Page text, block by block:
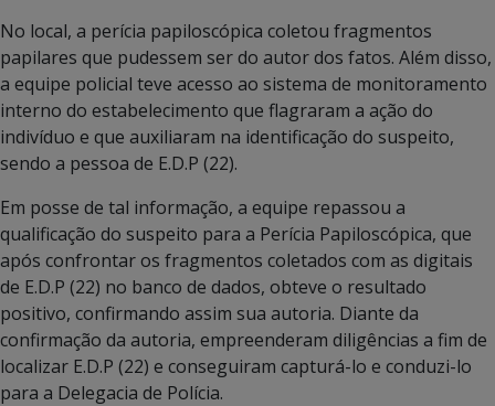
No local, a perícia papiloscópica coletou fragmentos
papilares que pudessem ser do autor dos fatos. Além disso,
a equipe policial teve acesso ao sistema de monitoramento
interno do estabelecimento que flagraram a ação do
indivíduo e que auxiliaram na identificação do suspeito,
sendo a pessoa de E.D.P (22).
Em posse de tal informação, a equipe repassou a
qualificação do suspeito para a Perícia Papiloscópica, que
após confrontar os fragmentos coletados com as digitais
de E.D.P (22) no banco de dados, obteve o resultado
positivo, confirmando assim sua autoria. Diante da
confirmação da autoria, empreenderam diligências a fim de
localizar E.D.P (22) e conseguiram capturá-lo e conduzi-lo
para a Delegacia de Polícia.